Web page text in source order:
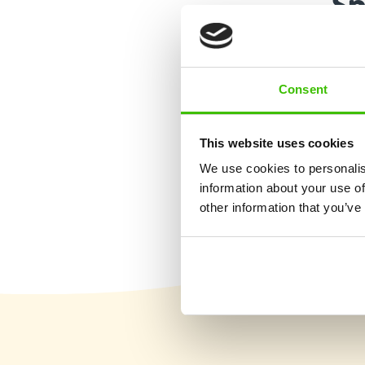
Consent
This website uses cookies
We use cookies to
information about your use
other information that
Multisportovní